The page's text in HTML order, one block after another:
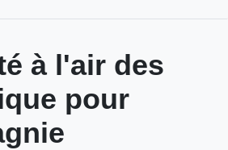
à l'air des
pour